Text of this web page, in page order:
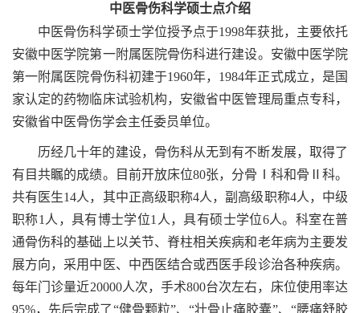
中医骨伤科学硕士点介绍
中医骨伤科学硕士学位授予点于1998年获批，主要依托
安徽中医学院第一附属医院骨伤科进行建设。安徽中医学院
第一附属医院骨伤科初建于1960年，1984年正式成立，是国
家认定的药物临床试验机构，安徽省中医管理局重点专科，
安徽省中医骨伤学会主任委员单位。
历经几十年的建设，骨伤科从无到有不断发展，取得了
有目共瞩的成绩。目前开放床位80张，分骨Ⅰ科和骨Ⅱ科。
共有医生14人，其中正高级职称4人，副高级职称4人，中级
职称1人，具有博士学位1人，具有硕士学位6人。科室在普
通骨伤科的基础上以关节、脊柱相关疾病和老年病为主要发
展方向，采用中医、中西医结合或西医手段诊治各种疾病。
每年门诊量近20000人次，手术800台次左右，床位使用率达
95%，先后完成了“健骨颗粒”、“壮骨止痛胶囊”、“腰痛舒胶